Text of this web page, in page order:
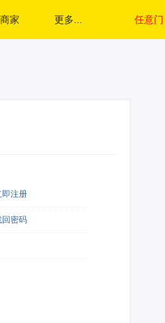
商家 更多... 任意门
即注册
回密码